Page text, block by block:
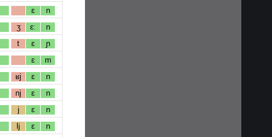
ɛ n
ʒ ɛː n
t ɛ ɲ
ɛ m
ʁj ɛ n
nj ɛ n
j ɛ n
lj ɛ n